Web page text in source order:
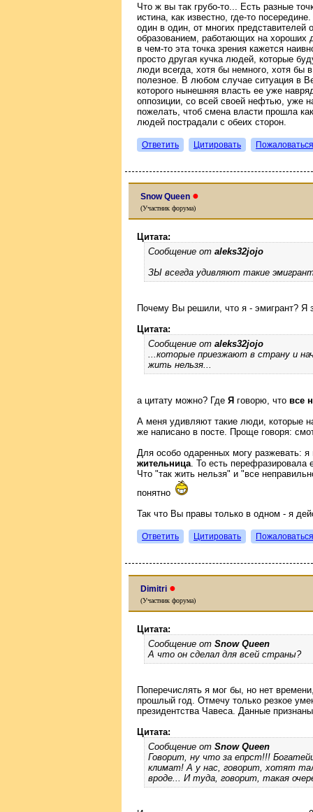
Что ж вы так грубо-то... Есть разные
истина, как известно, где-то
один в один, от многих
образованием, работающих на
в чем-то эта точка зрения кажется
просто другая кучка людей, которые
люди всегда, хотя бы немного, хотя бы
полезное. В любом случае ситуация в
которого нынешняя власть ее уже
оппозиции, со всей своей нефтью, уже
пожелать, чтоб смена власти прошла
людей пострадали с обеих сторон.
Ответить Цитировать Пожаловаться
Snow Queen ●
(Участник форума)
Цитата:
Сообщение от aleks32jojo
ЗЫ всегда удивляют такие
Почему Вы решили, что я - эмигрант? Я
Цитата:
Сообщение от aleks32jojo
...которые приезжают в страну и
жить нельзя...
а цитату можно? Где Я говорю, что все
А меня удивляют такие люди, которые
же написано в посте. Проще говоря:
Для особо одаренных могу разжевать:
жительница. То есть перефразировала
Что "так жить нельзя" и "все
понятно
Так что Вы правы только в одном - я
Ответить Цитировать Пожаловаться
Dimitri ●
(Участник форума)
Цитата:
Сообщение от Snow Queen
А что он сделал для всей страны?
Поперечислять я мог бы, но нет
прошлый год. Отмечу только резкое
президентства Чавеса. Данные
Цитата:
Сообщение от Snow Queen
Говорит, ну что за епрст!!!
климат! А у нас, говорит, хотят
вроде... И туда, говорит, такая